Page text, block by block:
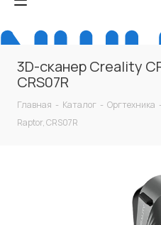
3D-сканер Creality
CRS07R
Главная - Каталог - Оргтехника -
Raptor, CRS07R